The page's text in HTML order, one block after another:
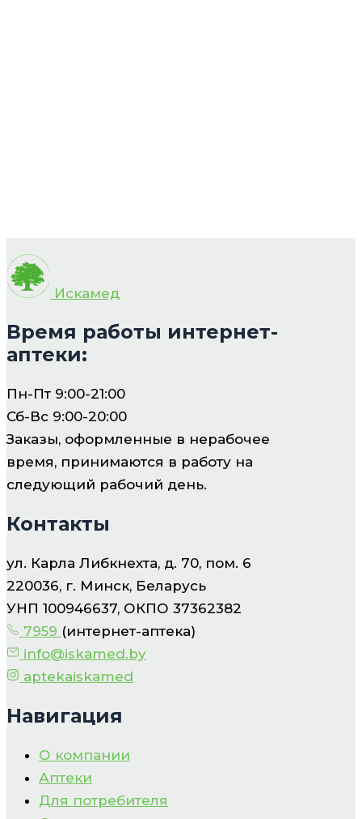
Искамед
Время работы интернет-
аптеки:
Пн-Пт 9:00-21:00
Сб-Вс 9:00-20:00
Заказы, оформленные в нерабочее
время, принимаются в работу на
следующий рабочий день.
Контакты
ул. Карла Либкнехта, д. 70, пом. 6
220036, г. Минск, Беларусь
УНП 100946637, ОКПО 37362382
7959 (интернет-аптека)
info@iskamed.by
aptekaiskamed
Навигация
О компании
Аптеки
Для потребителя